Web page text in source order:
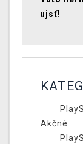
ujsť!
Akčné